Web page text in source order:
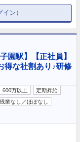
ン）
駅】【正社員】
な社割あり♪研修
600万以上
定期昇給
残業なし／ほぼなし